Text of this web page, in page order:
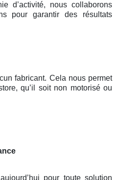
d’activité, nous collaborons
pour garantir des résultats
fabricant. Cela nous permet
qu’il soit non motorisé ou
pour toute solution